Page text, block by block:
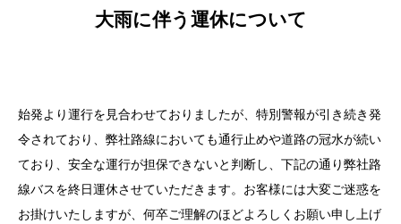
大雨に伴う運休について
始発より運行を見合わせておりましたが、特別警報が引き続き発
令されており、弊社路線においても通行止めや道路の冠水が続い
ており、安全な運行が担保できないと判断し、下記の通り弊社路
線バスを終日運休させていただきます。お客様には大変ご迷惑を
お掛けいたしますが、何卒ご理解のほどよろしくお願い申し上げ